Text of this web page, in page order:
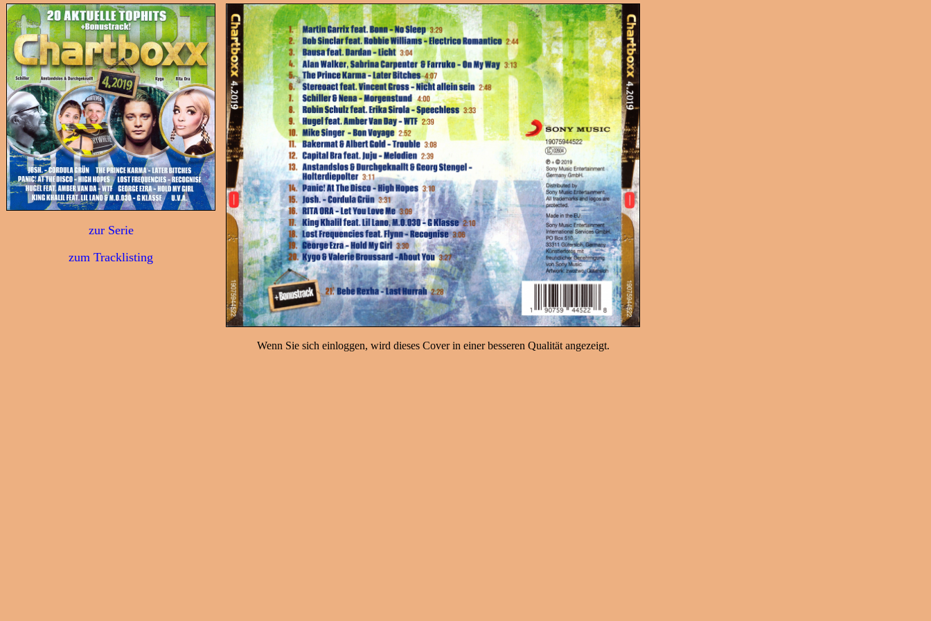
zur Serie
zum Tracklisting
Wenn Sie sich einloggen, wird dieses Cover in einer besseren Qualität angezeigt.